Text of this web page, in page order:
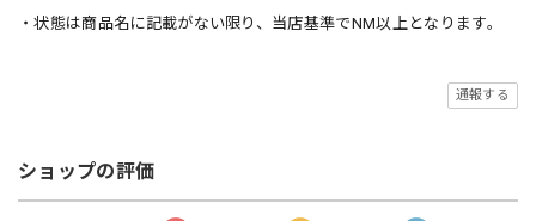
・状態は商品名に記載がない限り、当店基準でNM以上となります。
通報する
ショップの評価